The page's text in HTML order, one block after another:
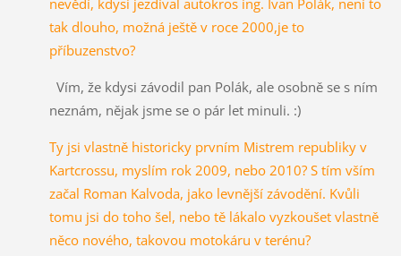
nevědí, kdysi jezdíval autokros ing. Ivan Polák, není to
tak dlouho, možná ještě v roce 2000,je to
příbuzenstvo?
Vím, že kdysi závodil pan Polák, ale osobně se s ním
neznám, nějak jsme se o pár let minuli. :)
Ty jsi vlastně historicky prvním Mistrem republiky v
Kartcrossu, myslím rok 2009, nebo 2010? S tím vším
začal Roman Kalvoda, jako levnější závodění. Kvůli
tomu jsi do toho šel, nebo tě lákalo vyzkoušet vlastně
něco nového, takovou motokáru v terénu?